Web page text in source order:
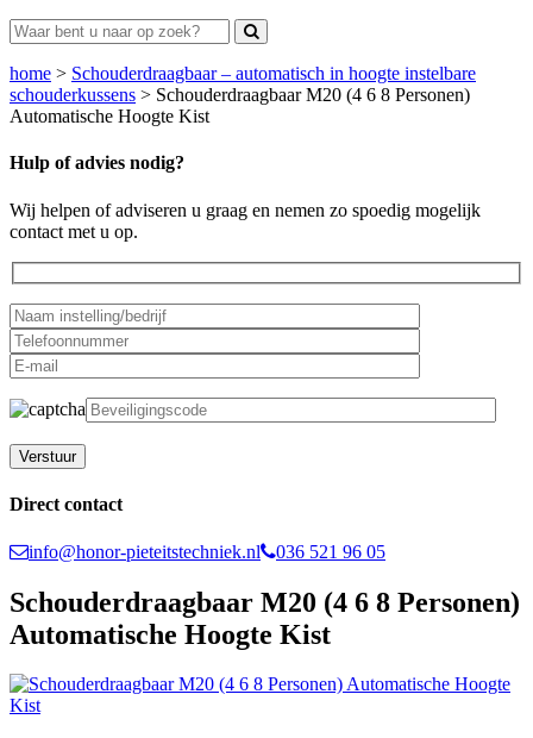
home > Schouderdraagbaar – automatisch in hoogte instelbare
schouderkussens > Schouderdraagbaar M20 (4 6 8 Personen)
Automatische Hoogte Kist
Hulp of advies nodig?
Wij helpen of adviseren u graag en nemen zo spoedig mogelijk
contact met u op.
Direct contact
info@honor-pieteitstechniek.nl 036 521 96 05
Schouderdraagbaar M20 (4 6 8 Personen)
Automatische Hoogte Kist